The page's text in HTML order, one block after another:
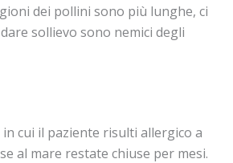
dei pollini sono più lunghe, ci
sollievo sono nemici degli
cui il paziente risulti allergico a
al mare restate chiuse per mesi.